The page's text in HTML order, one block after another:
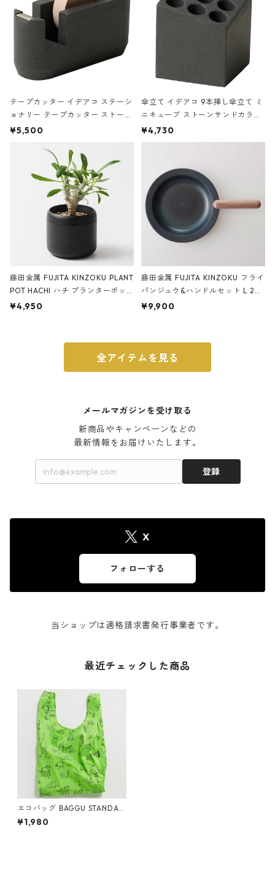
テープカッター イデアコ ステーシ
ョナリー テープカッター ストーン
サンドカラー 石調 ideaco Station
¥5,500
傘立て イデアコ 9本挿し傘立て ミ
ニキューブ ストーンサンドカラー
石調 ideaco Umbrella Stand CUB
E ストーンサンドブラック
¥4,730
藤田金属 FUJITA KINZOKU PLANT
POT HACHI ハチ プランターポッ
ト 3号 ブラック
¥4,950
藤田金属 FUJITA KINZOKU フライ
パンジュウ&ハンドルセット L 24c
m ガス火・IH対応 鉄フライパン
¥9,900
全アイテムを見る
メールマガジンを受け取る
新商品やキャンペーンなどの
最新情報をお届けいたします。
登録
X
フォローする
当ショップは適格請求書発行事業者です。
最近チェックした商品
エコバッグ BAGGU STANDAR
D スタンダードバグゥ バグー
DOGGU
¥1,980